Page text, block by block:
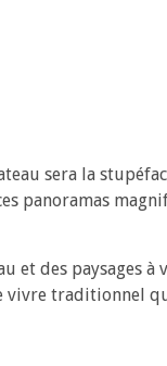
sera la
panoramas
et des paysages à
vivre